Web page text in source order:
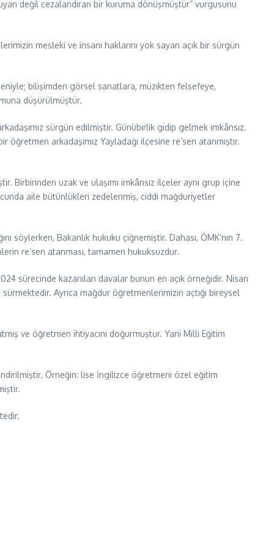
değil cezalandıran bir kuruma dönüşmüştür” vurgusunu
mesleki ve insani haklarını yok sayan açık bir sürgün
bilişimden görsel sanatlara, müzikten felsefeye,
düşürülmüştür.
sürgün edilmiştir. Günübirlik gidip gelmek imkânsız.
arkadaşımız Yayladağı ilçesine re’sen atanmıştır.
Birbirinden uzak ve ulaşımı imkânsız ilçeler aynı grup içine
aile bütünlükleri zedelenmiş, ciddi mağduriyetler
söylerken, Bakanlık hukuku çiğnemiştir. Dahası, ÖMK’nın 7.
re’sen atanması, tamamen hukuksuzdur.
sürecinde kazanılan davalar bunun en açık örneğidir. Nisan
sürmektedir. Ayrıca mağdur öğretmenlerimizin açtığı bireysel
ve öğretmen ihtiyacını doğurmuştur. Yani Milli Eğitim
Örneğin: lise İngilizce öğretmeni özel eğitim